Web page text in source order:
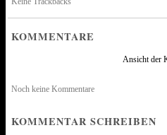
KOMMENTARE
Ansicht der
Noch keine Kommentare
KOMMENTAR SCHREIBEN